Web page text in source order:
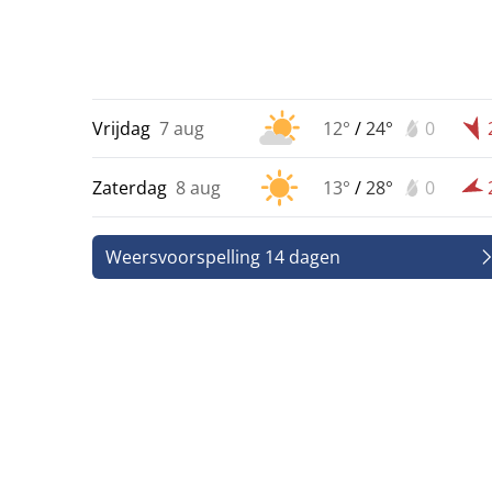
Vrijdag 7 aug 12° /24° 0
Zaterdag 8 aug 13° /28° 0
Weersvoorspelling 14 dagen